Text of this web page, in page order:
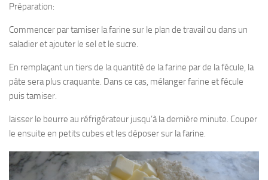
Préparation:
Commencer par tamiser la farine sur le plan de travail ou dans un
saladier et ajouter le sel et le sucre.
En remplaçant un tiers de la quantité de la farine par de la fécule, la
pâte sera plus craquante. Dans ce cas, mélanger farine et fécule
puis tamiser.
laisser le beurre au réfrigérateur jusqu’à la dernière minute. Couper
le ensuite en petits cubes et les déposer sur la farine.